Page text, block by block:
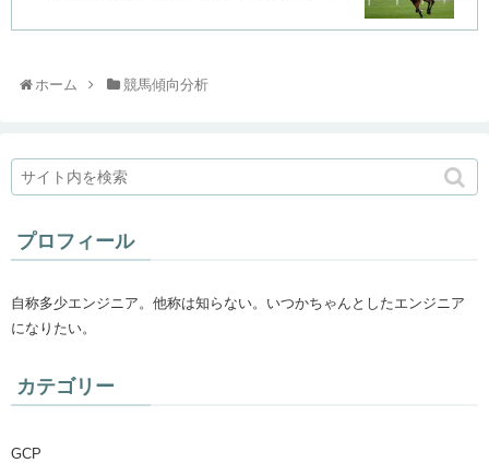
ホーム 競馬傾向分析
プロフィール
自称多少エンジニア。他称は知らない。いつかちゃんとしたエンジニア
になりたい。
カテゴリー
GCP